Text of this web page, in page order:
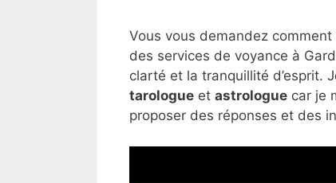
Vous vous demandez
des services de voyance à
clarté et la tranquillité d’esprit.
tarologue et astrologue car je
proposer des réponses et des